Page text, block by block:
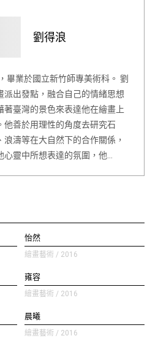
劉得浪
畢業於國立新竹師專美術科。 劉
派出發點，融合自己的情緒思想
著臺灣的景色來表達他在繪畫上
他善於用理性的角度去研究石
濤等在大自然下的合作關係，
心靈中所想表達的氛圍，他…
怡然
繪畫藝術 / 2016
雍容
繪畫藝術 / 2016
晨曦
繪畫藝術 / 2016